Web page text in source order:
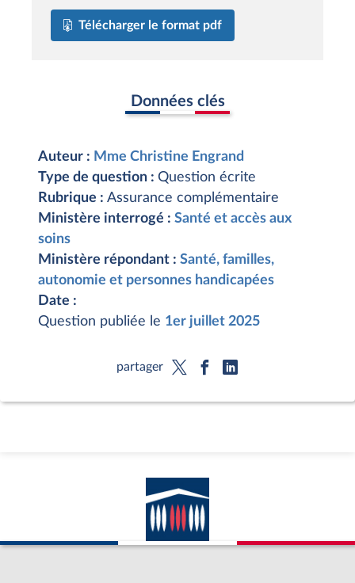
Télécharger le format pdf
Données clés
Auteur : Mme Christine Engrand
Type de question : Question écrite
Rubrique : Assurance complémentaire
Ministère interrogé : Santé et accès aux
soins
Ministère répondant : Santé, familles,
autonomie et personnes handicapées
Date :
Question publiée le 1er juillet 2025
partager